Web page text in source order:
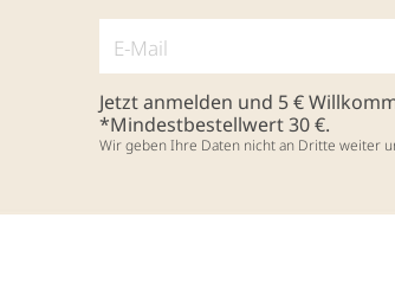
Jetzt anmelden und 5 €
*Mindestbestellwert 30 €.
Wir geben Ihre Daten nicht an Dritte weiter